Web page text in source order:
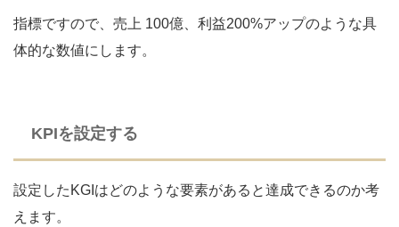
指標ですので、売上 100億、利益200%アップのような具
体的な数値にします。
KPIを設定する
設定したKGIはどのような要素があると達成できるのか考
えます。